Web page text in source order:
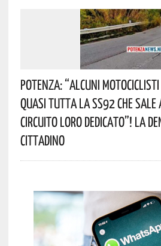
Potenza: “alcuni Motociclisti
Quasi Tutta La SS92 Che Sale
Circuito Loro Dedicato”! La
Cittadino